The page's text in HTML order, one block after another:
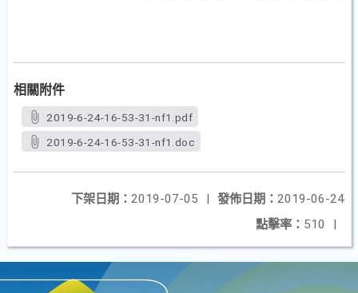
相關附件
2019-6-24-16-53-31-nf1.pdf
2019-6-24-16-53-31-nf1.doc
發佈日期： 2019-06-24
下架日期： 2019-07-05
|
點擊率： 510 |